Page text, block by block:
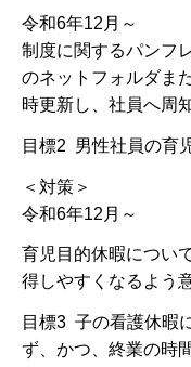
令和6年12月～
制度に関するパンフ
のネットフォルダま
時更新し、社員へ周
目標2 男性社員の育
＜対策＞
令和6年12月～
育児目的休暇につい
得しやすくなるよう
目標3 子の看護休暇
ず、かつ、終業の時